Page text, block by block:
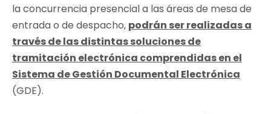
la concurrencia presencial a las áreas de mesa de
entrada o de despacho, podrán ser realizadas a
través de las distintas soluciones de
tramitación electrónica comprendidas en el
Sistema de Gestión Documental Electrónica
(GDE).